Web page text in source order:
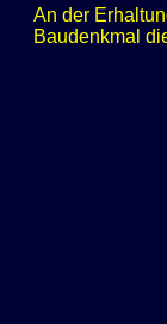
An der
Baudenkmal